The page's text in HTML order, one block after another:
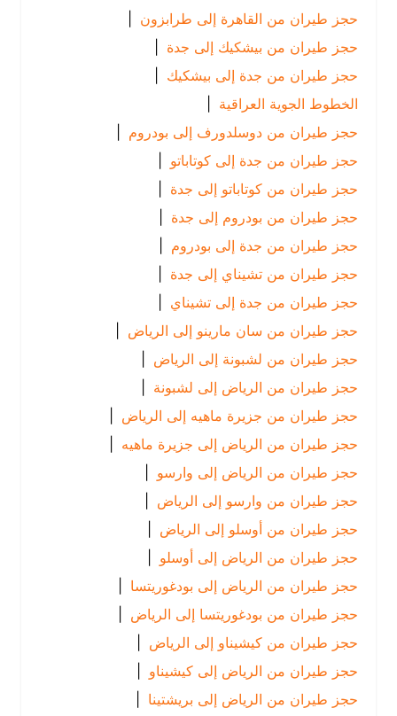
حجز طيران من القاهرة إلى طرابزون |
حجز طيران من بيشكيك إلى جدة
حجز طيران من جدة إلى بيشكيك |
الخطوط الجوية العراقية
حجز طيران من دوسلدورف إلى بودروم |
حجز طيران من جدة إلى كوتاباتو |
حجز طيران من كوتاباتو إلى جدة
حجز طيران من بودروم إلى جدة
حجز طيران من جدة إلى بودروم |
حجز طيران من تشيناي إلى جدة
حجز طيران من جدة إلى تشيناي |
حجز طيران من سان مارينو إلى الرياض
|
حجز طيران من لشبونة إلى الرياض
|
حجز طيران من الرياض إلى لشبونة |
حجز طيران من جزيرة ماهيه إلى الرياض
|
حجز طيران من الرياض إلى جزيرة ماهيه |
حجز طيران من الرياض إلى وارسو
|
حجز طيران من وارسو إلى الرياض
|
حجز طيران من أوسلو إلى الرياض
|
حجز طيران من الرياض إلى أوسلو
|
حجز طيران من الرياض إلى بودغوريتسا
|
حجز طيران من بودغوريتسا إلى الرياض
|
حجز طيران من كيشيناو إلى الرياض
|
حجز طيران من الرياض إلى كيشيناو |
حجز طيران من الرياض إلى بريشتينا |